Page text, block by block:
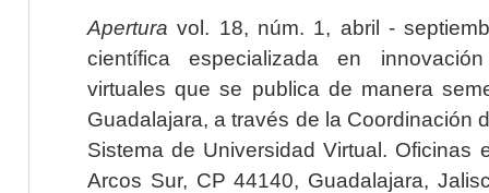
Apertura vol. 18, núm. 1, abril -
científica especializada en
virtuales que se publica de manera
Guadalajara, a través de la Coordinación
Sistema de Universidad Virtual. Oficinas
Arcos Sur, CP 44140, Guadalajara,